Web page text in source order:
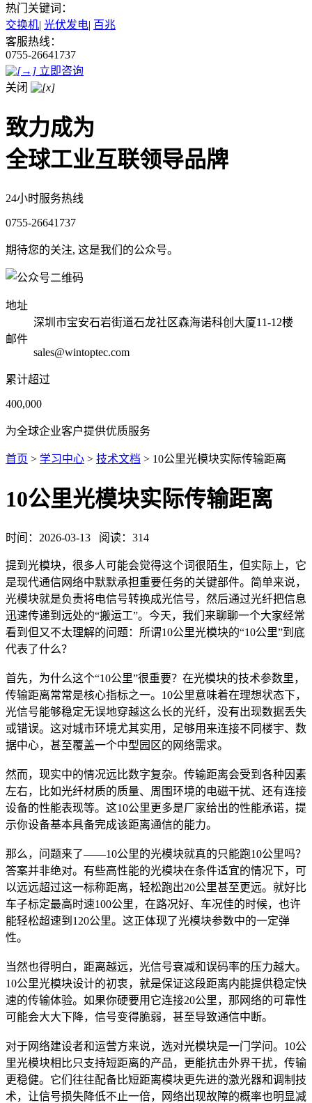
热门关键词：
交换机| 光伏发电| 百兆
客服热线：
0755-26641737
立即咨询
关闭
致力成为
全球工业互联领导品牌
24小时服务热线
0755-26641737
期待您的关注, 这是我们的公众号。
地址
深圳市宝安石岩街道石龙社区森海诺科创大厦11-12楼
邮件
sales@wintoptec.com
累计超过
400,000
为全球企业客户提供优质服务
首页 > 学习中心 > 技术文档 > 10公里光模块实际传输距离
10公里光模块实际传输距离
时间： 2026-03-13 阅读： 314
提到光模块，很多人可能会觉得这个词很陌生，但实际上，它
是现代通信网络中默默承担重要任务的关键部件。简单来说，
光模块就是负责将电信号转换成光信号，然后通过光纤把信息
迅速传递到远处的“搬运工”。今天，我们来聊聊一个大家经常
看到但又不太理解的问题：所谓10公里光模块的“10公里”到底
代表了什么？
首先，为什么这个“10公里”很重要？在光模块的技术参数里，
传输距离常常是核心指标之一。10公里意味着在理想状态下，
光信号能够稳定无误地穿越这么长的光纤，没有出现数据丢失
或错误。这对城市环境尤其实用，足够用来连接不同楼宇、数
据中心，甚至覆盖一个中型园区的网络需求。
然而，现实中的情况远比数字复杂。传输距离会受到各种因素
左右，比如光纤材质的质量、周围环境的电磁干扰、还有连接
设备的性能表现等。这10公里更多是厂家给出的性能承诺，提
示你设备基本具备完成该距离通信的能力。
那么，问题来了——10公里的光模块就真的只能跑10公里吗？
答案并非绝对。有些高性能的光模块在条件适宜的情况下，可
以远远超过这一标称距离，轻松跑出20公里甚至更远。就好比
车子标定最高时速100公里，在路况好、车况佳的时候，也许
能轻松超速到120公里。这正体现了光模块参数中的一定弹
性。
当然也得明白，距离越远，光信号衰减和误码率的压力越大。
10公里光模块设计的初衷，就是保证这段距离内能提供稳定快
速的传输体验。如果你硬要用它连接20公里，那网络的可靠性
可能会大大下降，信号变得脆弱，甚至导致通信中断。
对于网络建设者和运营方来说，选对光模块是一门学问。10公
里光模块相比只支持短距离的产品，更能抗击外界干扰，传输
更稳健。它们往往配备比短距离模块更先进的激光器和调制技
术，让信号损失降低不止一倍，网络出现故障的概率也明显减